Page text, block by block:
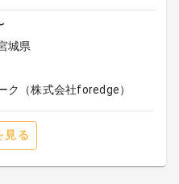
城県
ク（株式会社foredge）
見る